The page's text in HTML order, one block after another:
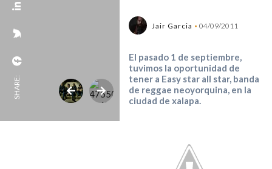
SHARE:
Jair Garcia 04/09/2011
El pasado 1 de septiembre,
tuvimos la oportunidad de
tener a Easy star all star, banda
de reggae neoyorquina, en la
ciudad de xalapa.